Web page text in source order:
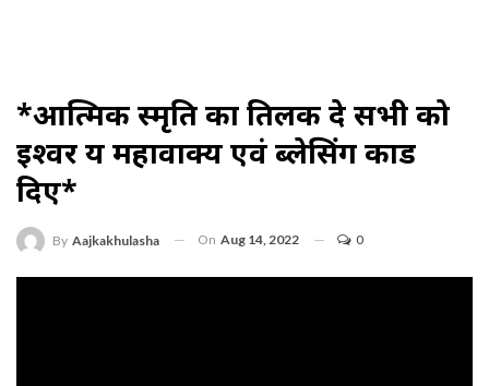
*आत्मिक स्मृति का तिलक दे सभी को
ईश्वर य महावाक्य एवं ब्लेसिंग कार्ड
दिए*
By Aajkakhulasha On Aug 14, 2022 0